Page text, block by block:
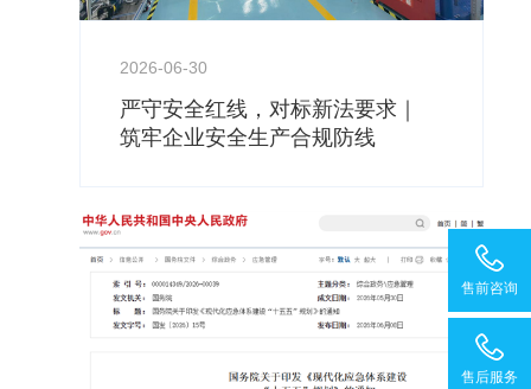
2026-06-30
严守安全红线，对标新法要求｜
筑牢企业安全生产合规防线
售前咨询
售后服务